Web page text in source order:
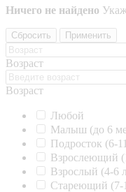
Ничего не найдено
Сбросить Применить
Возраст
Возраст
Любой
Малыш (до 6
Подросток (6-
Взрослеющий
Взрослый (4-6
Стареющий (7-